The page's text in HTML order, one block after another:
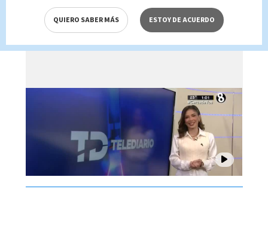
Telediario En Directo con Paula
Brenes, 07 de agosto 2026
QUIERO SABER MÁS ESTOY DE ACUERDO